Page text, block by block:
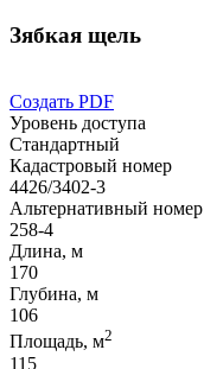
Зябкая щель
Создать PDF
Уровень доступа
Стандартный
Кадастровый номер
4426/3402-3
Альтернативный номер
258-4
Длина, м
170
Глубина, м
106
Площадь, м2
115